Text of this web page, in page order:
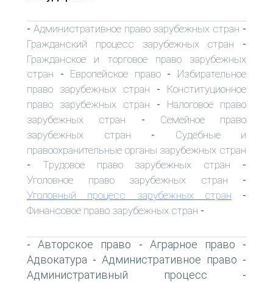
- Административное право зарубежных стран -
Гражданский процесс зарубежных стран -
Гражданское и торговое право зарубежных
стран - Европейское право- Избирательное
право зарубежных стран - Конституционное
право зарубежных стран - Налоговое право
зарубежных стран - Семейное право
зарубежных стран - Судебные и
правоохранительные органы зарубежных стран
- Трудовое право зарубежных стран -
Уголовное право зарубежных стран -
Уголовный процесс зарубежных стран -
Финансовое право зарубежных стран -
-Авторское право - Аграрное право -
Адвокатура - Административное право -
Административный процесс -